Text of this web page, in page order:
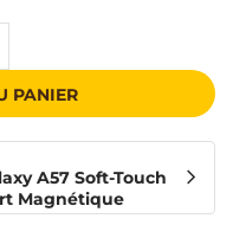
PANIER
A57 Soft-Touch
Magnétique